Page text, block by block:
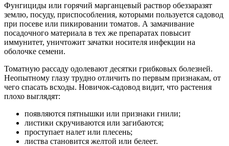
Фунгициды или горячий марганцевый раствор обеззаразят
землю, посуду, приспособления, которыми пользуется садовод
при посеве или пикировании томатов. А замачивание
посадочного материала в тех же препаратах повысит
иммунитет, уничтожит зачатки носителя инфекции на
оболочке семени.
Томатную рассаду одолевают десятки грибковых болезней.
Неопытному глазу трудно отличить по первым признакам, от
чего спасать всходы. Новичок-садовод видит, что растения
плохо выглядят:
появляются пятнышки или признаки гнили;
листики скручиваются или загибаются;
проступает налет или плесень;
листва становится желтой или белеет.